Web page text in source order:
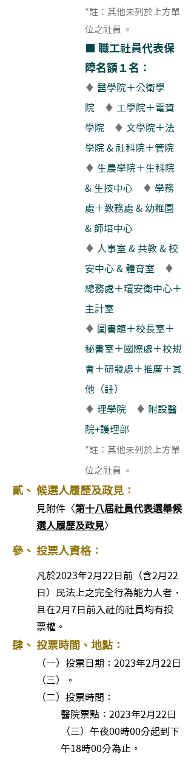
*註：其他未列於上方單
位之社員 。
■ 職工社員代表保
障名額１名：
♦ 醫學院＋公衛學
院 ♦ 工學院＋電資
學院 ♦ 文學院＋法
學院 & 社科院＋管院
♦ 生農學院＋生科院
& 生技中心 ♦ 學務
處＋教務處 & 幼稚園
& 師培中心
♦ 人事室 & 共教 & 校
安中心 & 體育室 ♦
總務處＋環安衛中心＋
主計室
♦ 圖書館＋校長室＋
秘書室＋國際處＋校規
會＋研發處＋推廣＋其
他（註）
♦ 理學院 ♦ 附設醫
院+護理部
*註：其他未列於上方單
位之社員 。
貳、 候選人履歷及政見：
見附件〈第十八屆社員代表選舉候
選人履歷及政見〉
參、 投票人資格：
凡於2023年2月22日前（含2月22
日）民法上之完全行為能力人者，
且在2月7日前入社的社員均有投
票權。
肆、 投票時間、地點：
（一）投票日期：2023年2月22日
（三）。
（二）投票時間：
醫院票點：2023年2月22日
（三）午夜00時00分起到下
午18時00分為止。